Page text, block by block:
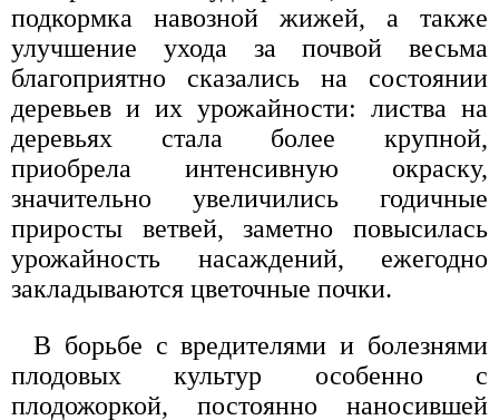
подкормка навозной жижей, а также
улучшение ухода за почвой весьма
благоприятно сказались на состоянии
деревьев и их урожайности: листва на
деревьях стала более крупной,
приобрела интенсивную окраску,
значительно увеличились годичные
приросты ветвей, заметно повысилась
урожайность насаждений, ежегодно
закладываются цветочные почки.
В борьбе с вредителями и болезнями
плодовых культур особенно с
плодожоркой, постоянно наносившей